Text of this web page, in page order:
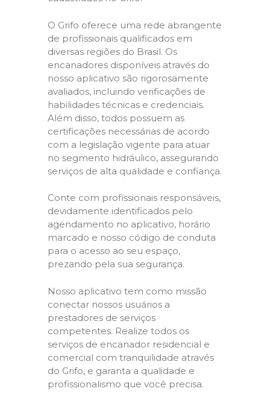
O Grifo oferece uma rede abrangente
de profissionais qualificados em
diversas regiões do Brasil. Os
encanadores disponíveis através do
nosso aplicativo são rigorosamente
avaliados, incluindo verificações de
habilidades técnicas e credenciais.
Além disso, todos possuem as
certificações necessárias de acordo
com a legislação vigente para atuar
no segmento hidráulico, assegurando
serviços de alta qualidade e confiança.
Conte com profissionais responsáveis,
devidamente identificados pelo
agendamento no aplicativo, horário
marcado e nosso código de conduta
para o acesso ao seu espaço,
prezando pela sua segurança.
Nosso aplicativo tem como missão
conectar nossos usuários a
prestadores de serviços
competentes. Realize todos os
serviços de encanador residencial e
comercial com tranquilidade através
do Grifo, e garanta a qualidade e
profissionalismo que você precisa.